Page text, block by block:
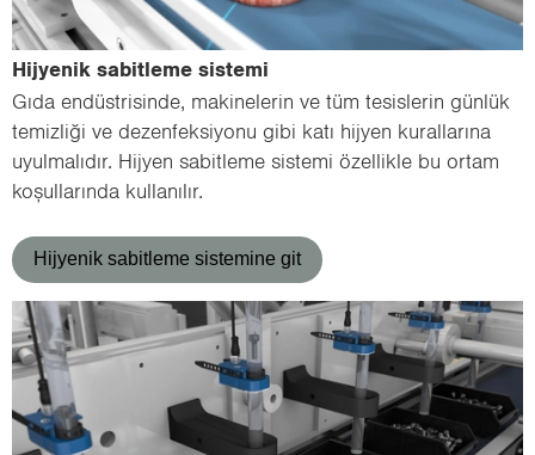
Hij­ye­nik sa­bit­le­me sis­te­mi
Gıda en­düst­ri­sin­de, ma­ki­ne­le­rin ve tüm te­sis­le­rin gün­lük
te­miz­li­ği ve de­zen­fek­si­yo­nu gibi katı hij­yen ku­ral­la­rı­na
uyul­ma­lı­dır. Hij­yen sa­bit­le­me sis­te­mi özel­lik­le bu ortam
ko­şul­la­rın­da kul­la­nı­lır.
Hijyenik sabitleme sistemine git